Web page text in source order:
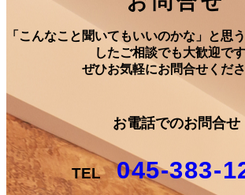
「こんなこと聞いてもいいのかな」と思
したご相談でも大歓迎です
ぜひお気軽にお問合せくださ
お電話でのお問合せ
TEL 045-383-